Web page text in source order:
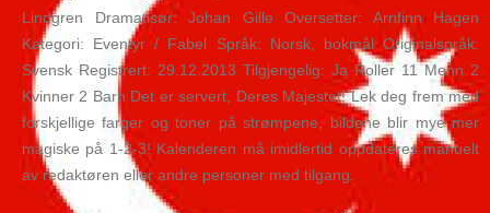
Lindgren Dramatisør: Johan Gille Oversetter: Arnfinn Hagen
Kategori: Eventyr / Fabel Språk: Norsk, bokmål Originalspråk:
Svensk Registrert: 29.12.2013 Tilgjengelig: Ja Roller 11 Menn 2
Kvinner 2 Barn Det er servert, Deres Majestet! Lek deg frem med
forskjellige farger og toner på strømpene, bildene blir mye mer
magiske på 1-2-3! Kalenderen må imidlertid oppdateres manuelt
av redaktøren eller andre personer med tilgang.